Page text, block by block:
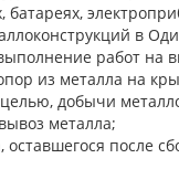
батареях,
в
работ на
из металла на
добычи
металла;
оставшегося после